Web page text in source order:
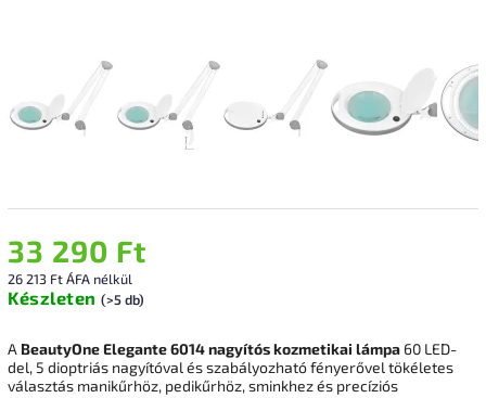
33 290 Ft
26 213 Ft ÁFA nélkül
Készleten (>5 db)
A BeautyOne Elegante 6014 nagyítós kozmetikai lámpa 60 LED-
del, 5 dioptriás nagyítóval és szabályozható fényerővel tökéletes
választás manikűrhöz, pedikűrhöz, sminkhez és precíziós